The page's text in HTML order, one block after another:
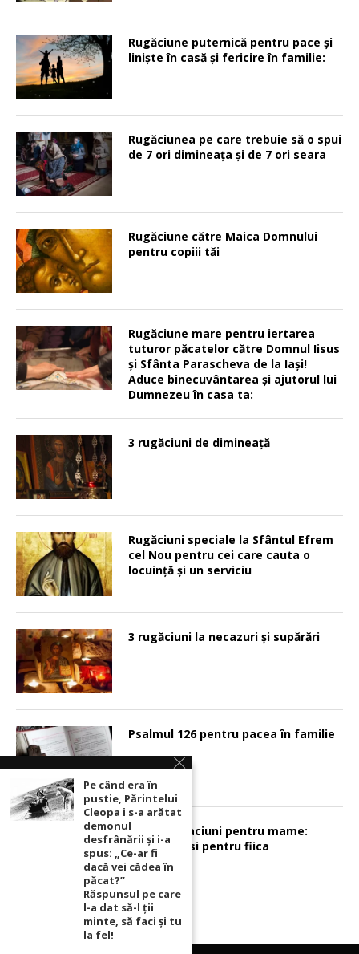
Rugăciune puternică pentru pace şi
linişte în casă şi fericire în familie:
Rugăciunea pe care trebuie să o spui
de 7 ori dimineața și de 7 ori seara
Rugăciune către Maica Domnului
pentru copiii tăi
Rugăciune mare pentru iertarea
tuturor păcatelor către Domnul Iisus
şi Sfânta Parascheva de la Iaşi!
Aduce binecuvântarea şi ajutorul lui
Dumnezeu în casa ta:
3 rugăciuni de dimineață
Rugăciuni speciale la Sfântul Efrem
cel Nou pentru cei care cauta o
locuinţă şi un serviciu
3 rugăciuni la necazuri și supărări
Psalmul 126 pentru pacea în familie
Sunt 2 rugaciuni pentru mame:
pentru fiu si pentru fiica
Pe când era în
pustie, Părintelui
Cleopa i s-a arătat
demonul
desfrânării şi i-a
spus: „Ce-ar fi
dacă vei cădea în
păcat?”
Răspunsul pe care
l-a dat să-l ții
minte, să faci și tu
la fel!